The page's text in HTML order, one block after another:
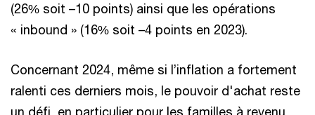
(26% soit –10 points) ainsi que les opérations
« inbound » (16% soit –4 points en 2023).
Concernant 2024, même si l’inflation a fortement
ralenti ces derniers mois, le pouvoir d'achat reste
un défi, en particulier pour les familles à revenu